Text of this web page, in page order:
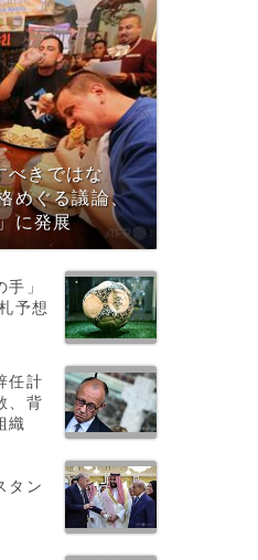
べきではな
めぐる議論、
に発展
」
予想
任計
、背
織
タン